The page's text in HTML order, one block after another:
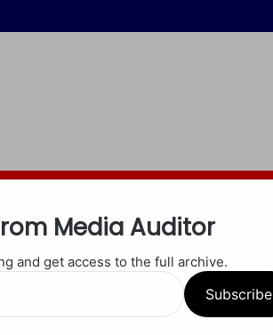
दोनों की नौकरी गई
Media Auditor
and get access to the full archive.
Subscribe